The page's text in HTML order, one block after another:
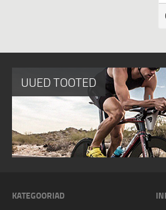
UUED TOOTED
KATEGOORIAD